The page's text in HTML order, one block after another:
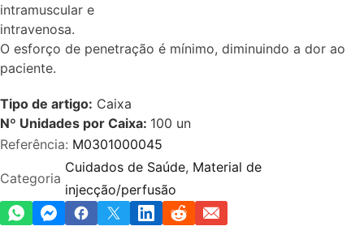
intramuscular e
intravenosa.
O esforço de penetração é mínimo, diminuindo a dor ao
paciente.
Tipo de artigo: Caixa
Nº Unidades por Caixa: 100 un
Referência: M0301000045
Categoria
Cuidados de Saúde, Material de
injecção/perfusão